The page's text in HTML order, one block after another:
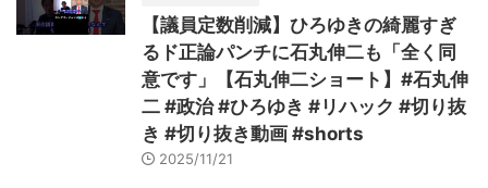
【議員定数削減】ひろゆきの綺麗すぎ
るド正論パンチに石丸伸二も「全く同
意です」【石丸伸二ショート】#石丸伸
二 #政治 #ひろゆき #リハック #切り抜
き #切り抜き動画 #shorts
2025/11/21